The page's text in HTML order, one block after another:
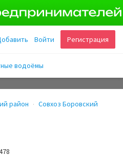
Регистрация
Войти
водоёмы
район Совхоз Боровский